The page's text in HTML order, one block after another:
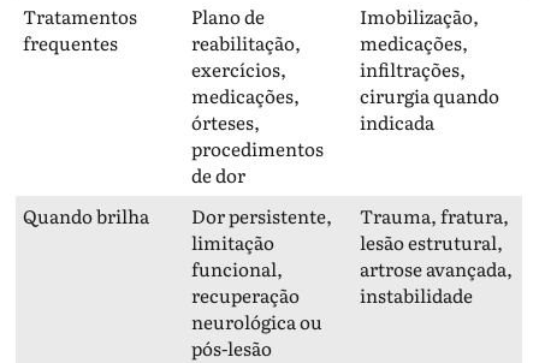
Tratamentos
frequentes
Plano de
reabilitação,
exercícios,
medicações,
órteses,
procedimentos
de dor
Imobilização,
medicações,
infiltrações,
cirurgia quando
indicada
Quando brilha
Dor persistente,
limitação
funcional,
recuperação
neurológica ou
pós-lesão
Trauma, fratura,
lesão estrutural,
artrose avançada,
instabilidade